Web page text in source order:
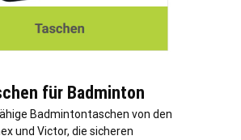
für Badminton
Badmintontaschen von den
und Victor, die sicheren